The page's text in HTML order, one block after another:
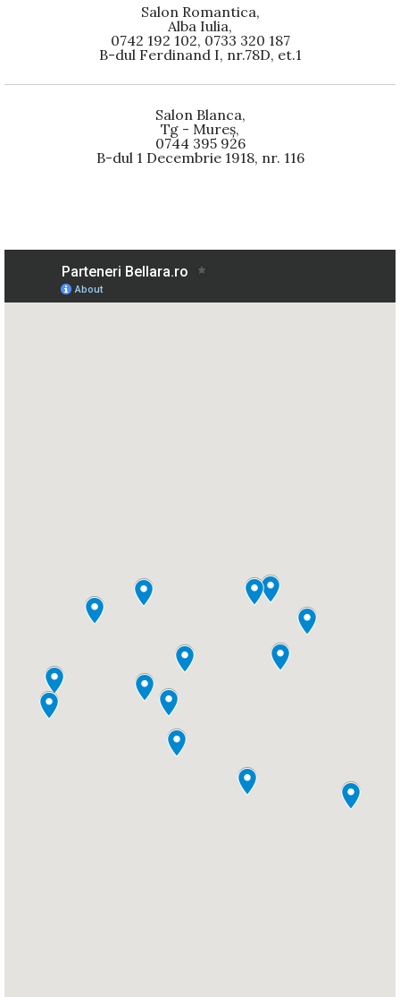
Salon Romantica,
Alba Iulia,
0742 192 102, 0733 320 187
B-dul Ferdinand I, nr.78D, et.1
Salon Blanca,
Tg - Mureș,
0744 395 926
B-dul 1 Decembrie 1918, nr. 116